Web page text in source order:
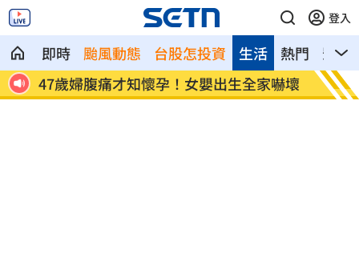
登入
即時 颱風動態 台股怎投資 熱門 影音
生活
第1 47歲婦腹痛才知懷孕！女嬰出生全家嚇壞 林逸